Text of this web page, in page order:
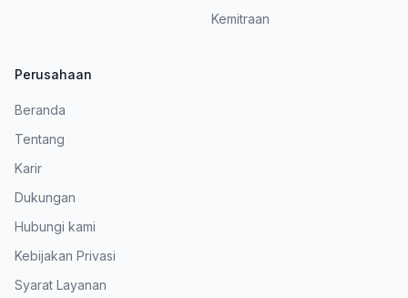
Kemitraan
Perusahaan
Beranda
Tentang
Karir
Dukungan
Hubungi kami
Kebijakan Privasi
Syarat Layanan